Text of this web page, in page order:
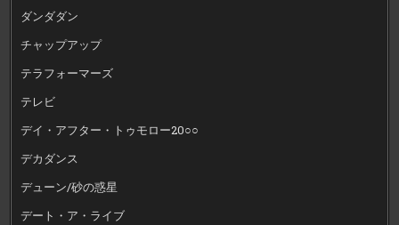
ダンダダン
チャップアップ
テラフォーマーズ
テレビ
デイ・アフター・トゥモロー20○○
デカダンス
デューン/砂の惑星
デート・ア・ライブ